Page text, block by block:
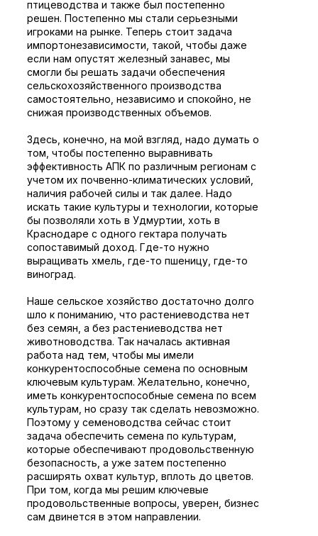
птицеводства и также был постепенно
решен. Постепенно мы стали серьезными
игроками на рынке. Теперь стоит задача
импортонезависимости, такой, чтобы даже
если нам опустят железный занавес, мы
смогли бы решать задачи обеспечения
сельскохозяйственного производства
самостоятельно, независимо и спокойно, не
снижая производственных объемов.
Здесь, конечно, на мой взгляд, надо думать о
том, чтобы постепенно выравнивать
эффективность АПК по различным регионам с
учетом их почвенно-климатических условий,
наличия рабочей силы и так далее. Надо
искать такие культуры и технологии, которые
бы позволяли хоть в Удмуртии, хоть в
Краснодаре с одного гектара получать
сопоставимый доход. Где-то нужно
выращивать хмель, где-то пшеницу, где-то
виноград.
Наше сельское хозяйство достаточно долго
шло к пониманию, что растениеводства нет
без семян, а без растениеводства нет
животноводства. Так началась активная
работа над тем, чтобы мы имели
конкурентоспособные семена по основным
ключевым культурам. Желательно, конечно,
иметь конкурентоспособные семена по всем
культурам, но сразу так сделать невозможно.
Поэтому у семеноводства сейчас стоит
задача обеспечить семена по культурам,
которые обеспечивают продовольственную
безопасность, а уже затем постепенно
расширять охват культур, вплоть до цветов.
При том, когда мы решим ключевые
продовольственные вопросы, уверен, бизнес
сам двинется в этом направлении.